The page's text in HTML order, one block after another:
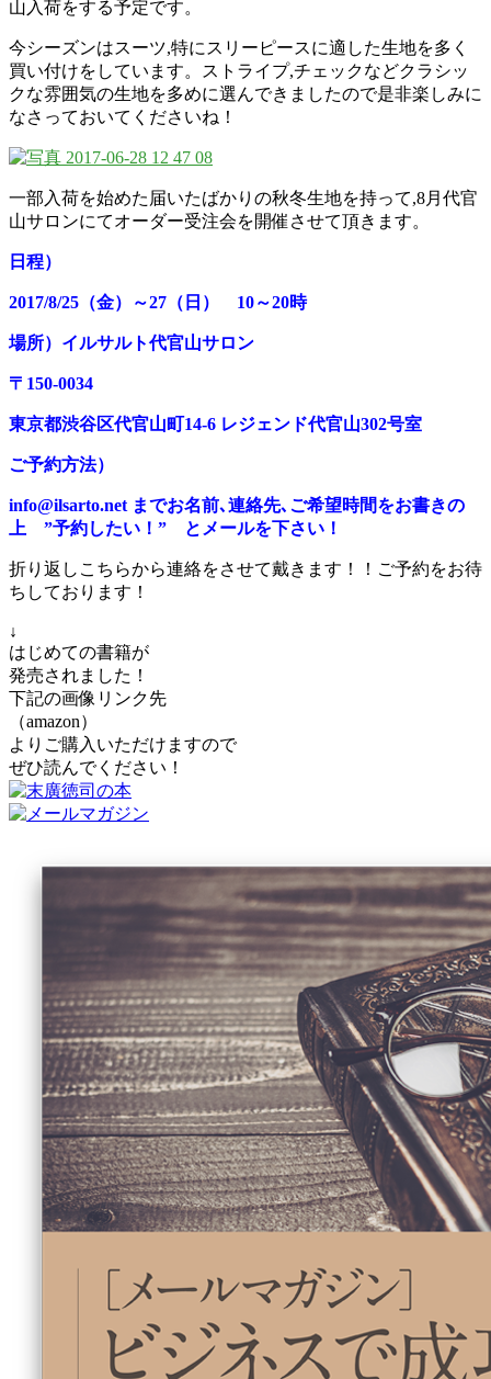
山入荷をする予定です。
今シーズンはスーツ,特にスリーピースに適した生地を多く
買い付けをしています。ストライプ,チェックなどクラシッ
クな雰囲気の生地を多めに選んできましたので是非楽しみに
なさっておいてくださいね！
一部入荷を始めた届いたばかりの秋冬生地を持って,8月代官
山サロンにてオーダー受注会を開催させて頂きます。
日程）
2017/8/25（金）～27（日） 10～20時
場所）イルサルト代官山サロン
〒150-0034
東京都渋谷区代官山町14-6 レジェンド代官山302号室
ご予約方法）
info@ilsarto.net までお名前､連絡先､ご希望時間をお書きの
上 ”予約したい！” とメールを下さい！
折り返しこちらから連絡をさせて戴きます！！ご予約をお待
ちしております！
↓
はじめての書籍が
発売されました！
下記の画像リンク先
（amazon）
よりご購入いただけますので
ぜひ読んでください！